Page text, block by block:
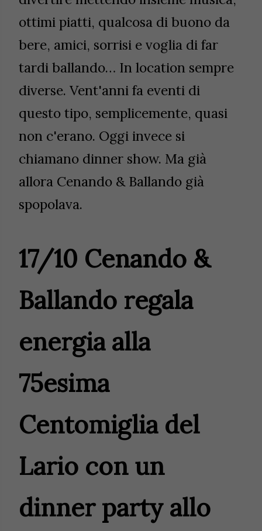
ottimi piatti, qualcosa di buono da
bere, amici, sorrisi e voglia di far
tardi ballando… In location sempre
diverse. Vent'anni fa eventi di
questo tipo, semplicemente, quasi
non c'erano. Oggi invece si
chiamano dinner show. Ma già
allora Cenando & Ballando già
spopolava.
17/10 Cenando &
Ballando regala
energia alla
75esima
Centomiglia del
Lario con un
dinner party allo